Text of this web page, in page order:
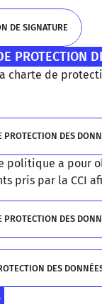
DE SIGNATURE
DE SIGNATURE
PROTECTION
charte de
PROTECTION DES
PROTECTION DES
politique a pour
pris par la CCI
PROTECTION DES
DES